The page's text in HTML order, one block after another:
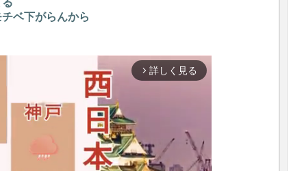
ベ下がらんから
arrow_forward_ios 詳しく見る